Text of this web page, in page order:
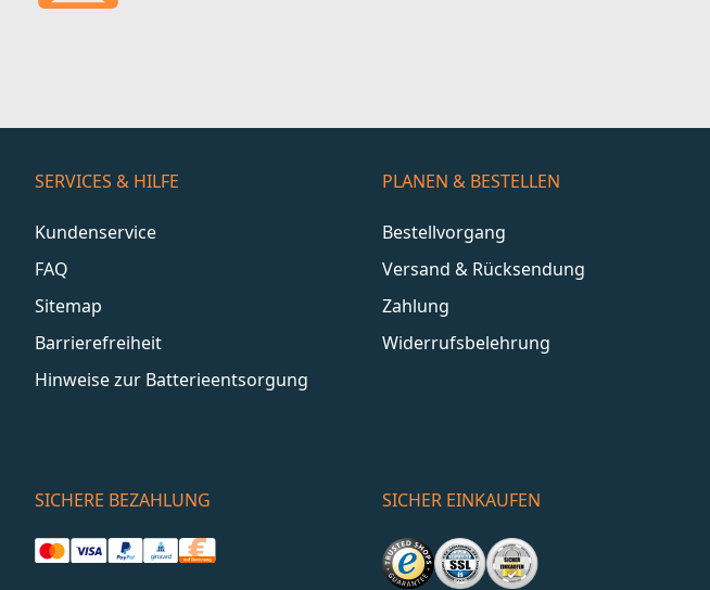
SERVICES & HILFE
Kundenservice
FAQ
Sitemap
Barrierefreiheit
Hinweise zur Batterieentsorgung
PLANEN & BESTELLEN
Bestellvorgang
Versand & Rücksendung
Zahlung
Widerrufsbelehrung
SICHERE BEZAHLUNG SICHER EINKAUFEN